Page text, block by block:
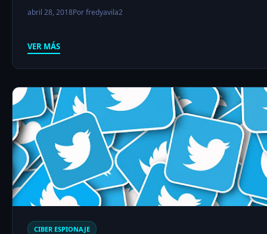
abril 28, 2018Por fredyavila2
VER MÁS
CIBER ESPIONAJE